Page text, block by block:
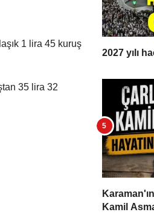
1 lira 45 kuruş
35 lira 32
2027 yılı
Kamil